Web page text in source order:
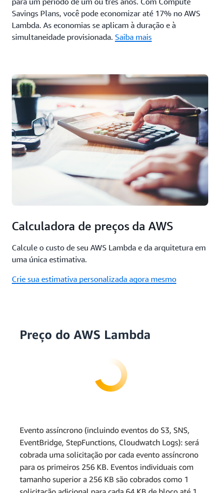
Savings Plans, você pode economizar até 17% no AWS
Lambda. As economias se aplicam à duração e à
simultaneidade provisionada. Saiba mais
Calculadora de preços da AWS
Calcule o custo de seu AWS Lambda e da arquitetura em
uma única estimativa.
Crie sua estimativa personalizada agora mesmo
Preço do AWS Lambda
Evento assíncrono (incluindo eventos do S3, SNS,
EventBridge, StepFunctions, Cloudwatch Logs): será
cobrada uma solicitação por cada evento assíncrono
para os primeiros 256 KB. Eventos individuais com
tamanho superior a 256 KB são cobrados como 1